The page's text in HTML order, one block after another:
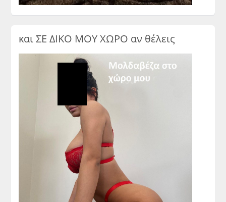
και ΣΕ ΔΙΚΟ ΜΟΥ ΧΩΡΟ αν θέλεις